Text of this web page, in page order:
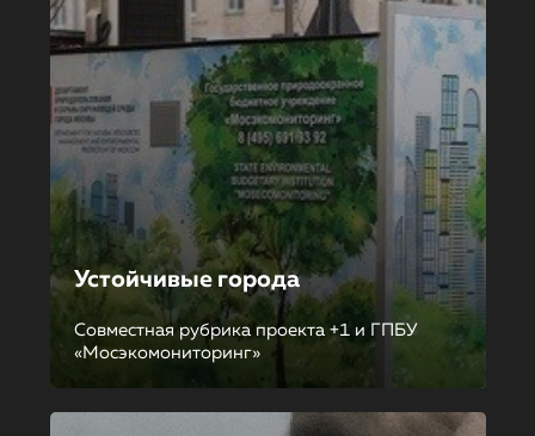
Устойчивые города
Совместная рубрика проекта +1 и ГПБУ
«Мосэкомониторинг»